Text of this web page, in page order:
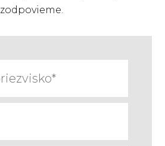
zodpovieme.